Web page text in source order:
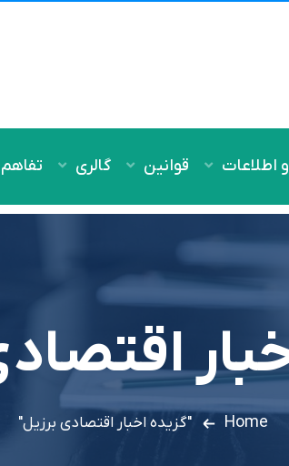
و اطلاعات قوانین گالری
Home "گزیده اخبار اقتصادی برزیل"